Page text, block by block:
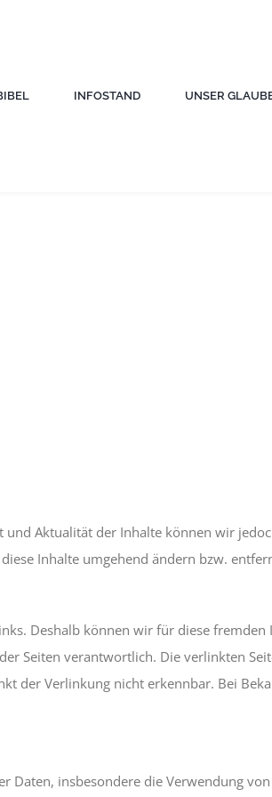
INFOSTAND UNSER
Aktualität der Inhalte können wir
Inhalte umgehend ändern bzw.
Deshalb können wir für diese fremden
Seiten verantwortlich. Die verlinkten
der Verlinkung nicht erkennbar. Bei
insbesondere die Verwendung